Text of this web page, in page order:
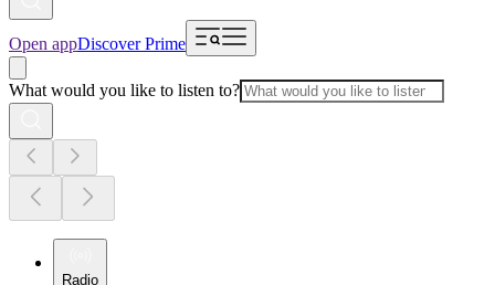
Open appDiscover Prime
What would you like to listen to?
Radio